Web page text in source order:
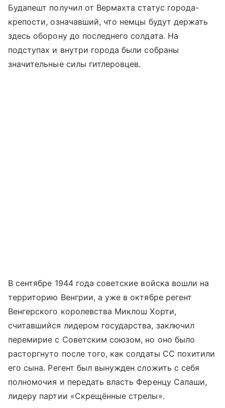
Будапешт получил от Вермахта статус города-
крепости, означавший, что немцы будут держать
здесь оборону до последнего солдата. На
подступах и внутри города были собраны
значительные силы гитлеровцев.
В сентябре 1944 года советские войска вошли на
территорию Венгрии, а уже в октябре регент
Венгерского королевства Миклош Хорти,
считавшийся лидером государства, заключил
перемирие с Советским союзом, но оно было
расторгнуто после того, как солдаты СС похитили
его сына. Регент был вынужден сложить с себя
полномочия и передать власть Ференцу Салаши,
лидеру партии «Скрещённые стрелы».